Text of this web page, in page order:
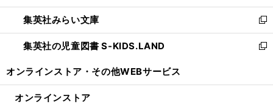
開
く
ウ
で
開
く
ン
ド
ウ
で
ウ
ィ
ン
ド
開
集英社みらい文庫
新
し
い
ン
集英社の児童図書 S-KIDS.LAND
新
ウ
オンラインストア・ その他WEBサービス
オンラインストア